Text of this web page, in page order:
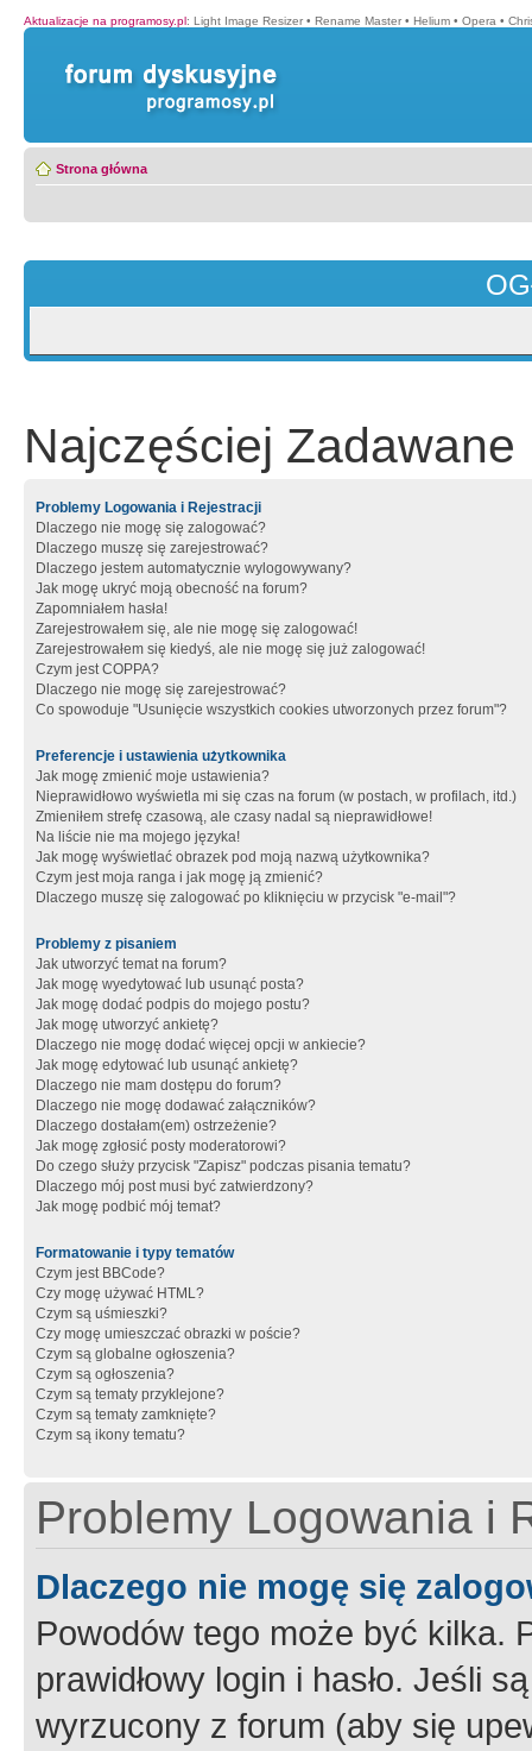
Aktualizacje na programosy.pl: Light Image Resizer • Rename Master • Helium • Opera •
Strona główna
Najczęściej Zadawane
Problemy Logowania i Rejestracji
Dlaczego nie mogę się zalogować?
Dlaczego muszę się zarejestrować?
Dlaczego jestem automatycznie wylogowywany?
Jak mogę ukryć moją obecność na forum?
Zapomniałem hasła!
Zarejestrowałem się, ale nie mogę się zalogować!
Zarejestrowałem się kiedyś, ale nie mogę się już zalogować!
Czym jest COPPA?
Dlaczego nie mogę się zarejestrować?
Co spowoduje "Usunięcie wszystkich cookies utworzonych przez forum"?
Preferencje i ustawienia użytkownika
Jak mogę zmienić moje ustawienia?
Nieprawidłowo wyświetla mi się czas na forum (w postach, w profilach, itd.)
Zmieniłem strefę czasową, ale czasy nadal są nieprawidłowe!
Na liście nie ma mojego języka!
Jak mogę wyświetlać obrazek pod moją nazwą użytkownika?
Czym jest moja ranga i jak mogę ją zmienić?
Dlaczego muszę się zalogować po kliknięciu w przycisk "e-mail"?
Problemy z pisaniem
Jak utworzyć temat na forum?
Jak mogę wyedytować lub usunąć posta?
Jak mogę dodać podpis do mojego postu?
Jak mogę utworzyć ankietę?
Dlaczego nie mogę dodać więcej opcji w ankiecie?
Jak mogę edytować lub usunąć ankietę?
Dlaczego nie mam dostępu do forum?
Dlaczego nie mogę dodawać załączników?
Dlaczego dostałam(em) ostrzeżenie?
Jak mogę zgłosić posty moderatorowi?
Do czego służy przycisk "Zapisz" podczas pisania tematu?
Dlaczego mój post musi być zatwierdzony?
Jak mogę podbić mój temat?
Formatowanie i typy tematów
Czym jest BBCode?
Czy mogę używać HTML?
Czym są uśmieszki?
Czy mogę umieszczać obrazki w poście?
Czym są globalne ogłoszenia?
Czym są ogłoszenia?
Czym są tematy przyklejone?
Czym są tematy zamknięte?
Czym są ikony tematu?
Problemy Logowania i
Dlaczego nie mogę się
Powodów tego może być kilka.
prawidłowy login i hasło. Jeśli
wyrzucony z forum (aby się